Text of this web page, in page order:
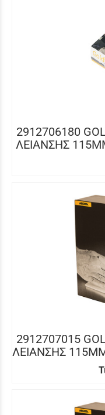
2912706180
ΛΕΙΑΝΣΗΣ
2912707015
ΛΕΙΑΝΣΗΣ